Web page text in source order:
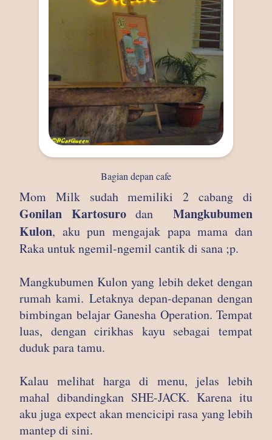
Bagian depan cafe
Mom Milk sudah memiliki 2 cabang di
Gonilan Kartosurodan
Mangkubumen
Kulon, aku pun mengajak papa mama dan
Raka untuk ngemil-ngemil cantik di sana ;p.
Mangkubumen Kulon yang lebih deket dengan
rumah kami. Letaknya depan-depanan dengan
bimbingan belajar Ganesha Operation. Tempat
luas, dengan cirikhas kayu sebagai tempat
duduk para tamu.
Kalau melihat harga di menu, jelas lebih
mahal dibandingkan SHE-JACK. Karena itu
aku juga expect akan mencicipi rasa yang lebih
mantep di sini.